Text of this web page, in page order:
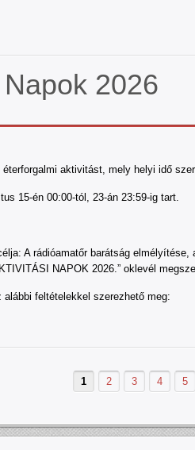
2026
éterforgalmi aktivitást, mely helyi idő
15-én 00:00-tól, 23-án 23:59-ig tart.
A rádióamatőr barátság
NAPOK 2026.” oklevél
alábbi feltételekkel szerezhető meg:
1 2 3 4 5